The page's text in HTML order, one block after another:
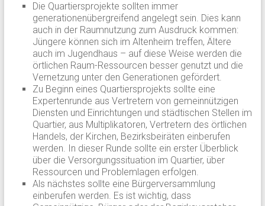
Die Quartiersprojekte sollten immer
generationenübergreifend angelegt sein. Dies kann
auch in der Raumnutzung zum Ausdruck kommen:
Jüngere können sich im Altenheim treffen, Ältere
auch im Jugendhaus – auf diese Weise werden die
örtlichen Raum-Ressourcen besser genutzt und die
Vernetzung unter den Generationen gefördert.
Zu Beginn eines Quartiersprojekts sollte eine
Expertenrunde aus Vertretern von gemeinnützigen
Diensten und Einrichtungen und städtischen Stellen im
Quartier, aus Multiplikatoren, Vertretern des örtlichen
Handels, der Kirchen, Bezirksbeiräten einberufen
werden. In dieser Runde sollte ein erster Überblick
über die Versorgungssituation im Quartier, über
Ressourcen und Problemlagen erfolgen.
Als nächstes sollte eine Bürgerversammlung
einberufen werden. Es ist wichtig, dass